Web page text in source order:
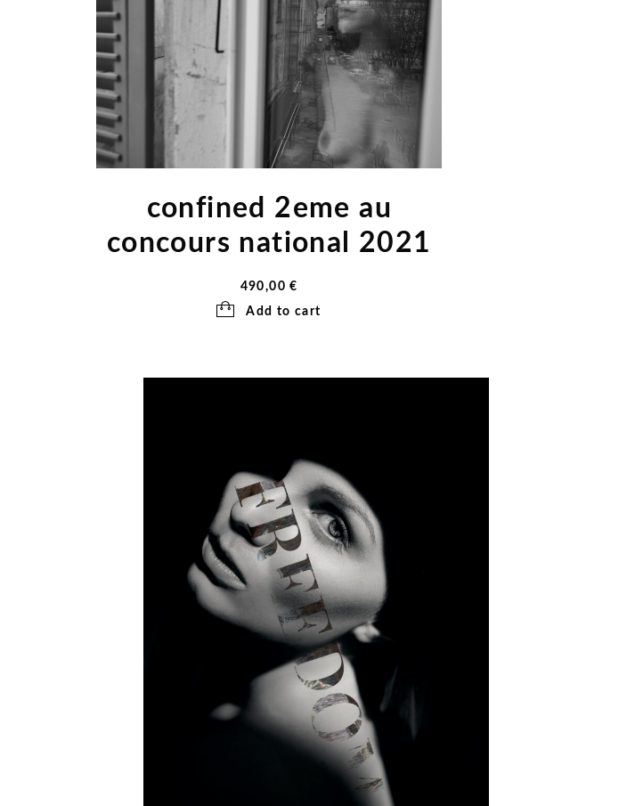
confined 2eme au
concours national 2021
490,00€
Add to cart